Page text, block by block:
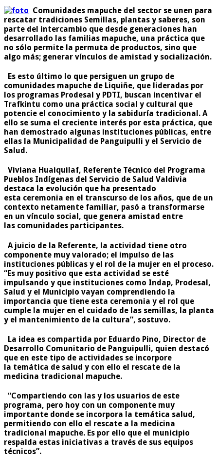
Comunidades mapuche del sector se unen para
rescatar tradiciones Semillas, plantas y saberes, son
parte del intercambio que desde generaciones han
desarrollado las familias mapuche, una práctica que
no sólo permite la permuta de productos, sino que
algo más; generar vínculos de amistad y socialización.
Es esto último lo que persiguen un grupo de
comunidades mapuche de Liquiñe, que lideradas por
los programas Prodesal y PDTI, buscan incentivar el
Trafkintu como una práctica social y cultural que
potencie el conocimiento y la sabiduría tradicional. A
ello se suma el creciente interés por esta práctica, que
han demostrado algunas instituciones públicas, entre
ellas la Municipalidad de Panguipulli y el Servicio de
Salud.
Viviana Huaiquilaf, Referente Técnico del Programa
Pueblos Indígenas del Servicio de Salud Valdivia
destaca la evolución que ha presentado
esta ceremonia en el transcurso de los años, que de un
contexto netamente familiar, pasó a transformarse
en un vínculo social, que genera amistad entre
las comunidades participantes.
A juicio de la Referente, la actividad tiene otro
componente muy valorado; el impulso de las
instituciones públicas y el rol de la mujer en el proceso.
“Es muy positivo que esta actividad se esté
impulsando y que instituciones como Indap, Prodesal,
Salud y el Municipio vayan comprendiendo la
importancia que tiene esta ceremonia y el rol que
cumple la mujer en el cuidado de las semillas, la planta
y el mantenimiento de la cultura”, sostuvo.
La idea es compartida por Eduardo Pino, Director de
Desarrollo Comunitario de Panguipulli, quien destacó
que en este tipo de actividades se incorpore
la temática de salud y con ello el rescate de la
medicina tradicional mapuche.
“Compartiendo con las y los usuarios de este
programa, pero hoy con un componente muy
importante donde se incorpora la temática salud,
permitiendo con ello el rescate a la medicina
tradicional mapuche. Es por ello que el municipio
respalda estas iniciativas a través de sus equipos
técnicos”.